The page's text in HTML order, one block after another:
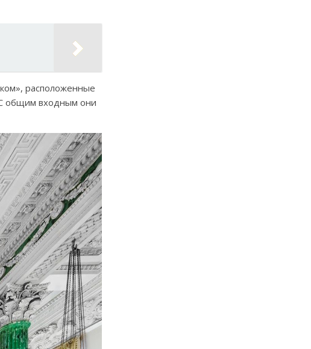
расположенные
общим входным они